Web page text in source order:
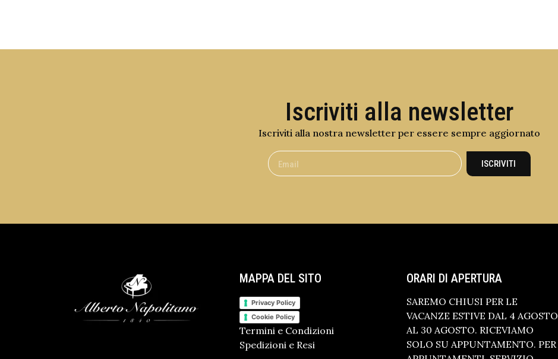
Iscriviti alla newsletter
Iscriviti alla nostra newsletter per essere sempre aggiornato
ISCRIVITI
MAPPA DEL SITO
Privacy Policy
Cookie Policy
Termini e Condizioni
Spedizioni e Resi
ORARI DI APERTURA
SAREMO CHIUSI PER LE
VACANZE ESTIVE DAL 4 AGOSTO
AL 30 AGOSTO. RICEVIAMO
SOLO SU APPUNTAMENTO. PER